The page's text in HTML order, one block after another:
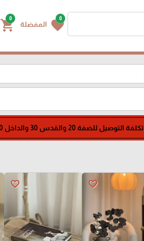
0
favorite المفضلة
0
shopping_cart
تكلفة التوصيل للضفة 20 والقدس 30 والداخل 70
favorite_border
favorite_border